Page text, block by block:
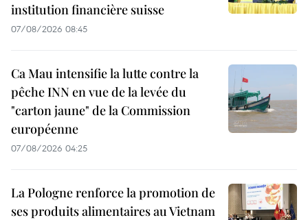
institution financière suisse
07/08/2026 08:45
Ca Mau intensifie la lutte contre la
pêche INN en vue de la levée du
"carton jaune" de la Commission
européenne
07/08/2026 04:25
La Pologne renforce la promotion de
ses produits alimentaires au Vietnam